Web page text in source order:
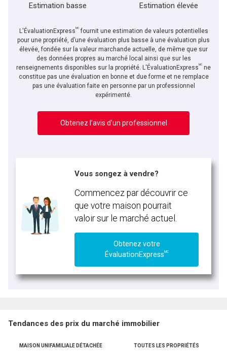
Estimation basse Estimation élevée
L'ÉvaluationExpressMCfournit une estimation de valeurs potentielles
pour une propriété, d’une évaluation plus basse à une évaluation plus
élevée, fondée sur la valeur marchande actuelle, de même que sur
des données propres au marché local ainsi que sur les
renseignements disponibles sur la propriété. L'ÉvaluationExpressMC ne
constitue pas une évaluation en bonne et due forme et ne remplace
pas une évaluation faite en personne par un professionnel
expérimenté.
Obtenez l’avis d’un professionnel
Vous songez à vendre?
Commencez par découvrir ce
que votre maison pourrait
valoir sur le marché actuel.
Obtenez votre
ÉvaluationExpressMC
Tendances des prix du marché immobilier
MAISON UNIFAMILIALE DÉTACHÉE TOUTES LES PROPRIÉTÉS